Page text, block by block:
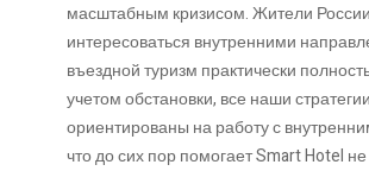
масштабным кризисом. Жители
интересоваться внутренними
въездной туризм практически
учетом обстановки, все наши
ориентированы на работу с
что до сих пор помогает Smart Hotel не